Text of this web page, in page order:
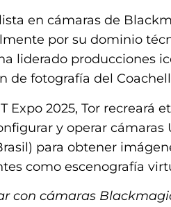
en cámaras de
por su dominio
liderado producciones
de fotografía del
Expo 2025, Tor recreará
y operar cámaras
para obtener
como escenografía
con cámaras